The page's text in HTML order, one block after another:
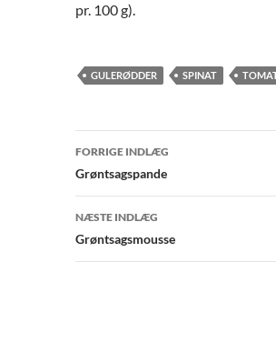
pr. 100 g).
GULERØDDER SPINAT
FORRIGE INDLÆG
Grøntsagspande
NÆSTE INDLÆG
Grøntsagsmousse